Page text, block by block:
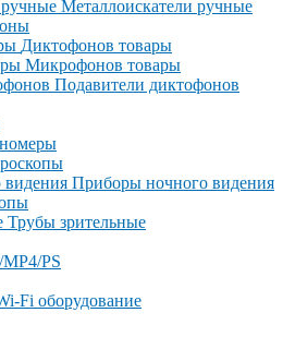
Металлоискатели ручные
Диктофонов товары
Микрофонов товары
Подавители диктофонов
Приборы ночного видения
Трубы зрительные
PS
Fi оборудование